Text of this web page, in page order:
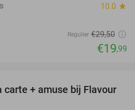
10.0 star
Regulier €29,50
€19,99
38%
carte + amuse bij Flavour